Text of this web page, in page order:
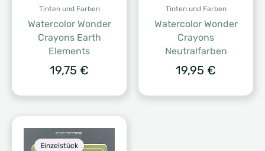
Tinten und Farben
Watercolor Wonder
Crayons Earth
Elements
19,75 €
Tinten und Farben
Watercolor Wonder
Crayons
Neutralfarben
19,95 €
Einzelstück